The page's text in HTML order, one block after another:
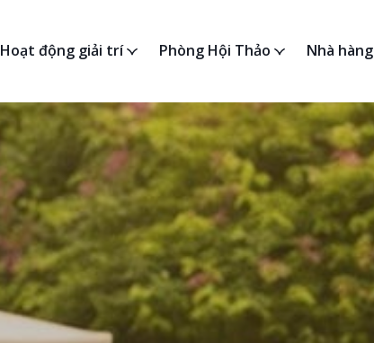
Hoạt động giải trí Phòng Hội Thảo Nhà hàng